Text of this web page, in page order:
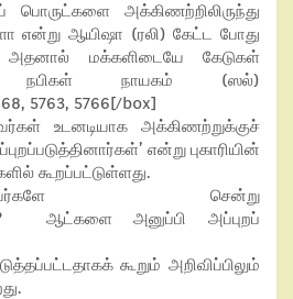
அக்கிணற்றிலிருந்து
என்று ஆயிஷா (ரலி) கேட்ட போது
அதனால் மக்களிடையே கேடுகள்
நபிகள் நாயகம் (ஸல்)
5763, 5766[/box]
உடனடியாக அக்கிணற்றுக்குச்
என்று புகாரியின்
கூறப்பட்டுள்ளது.
சென்று
ஆட்களை அனுப்பி அப்புறப்
கூறும் அறிவிப்பிலும்